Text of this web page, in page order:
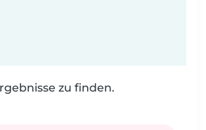
zu finden.